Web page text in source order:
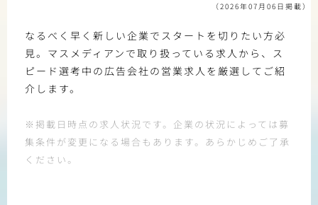
（2026年07月06日掲載）
なるべく早く新しい企業でスタートを切りたい方必
見。マスメディアンで取り扱っている求人から、ス
ピード選考中の広告会社の営業求人を厳選してご紹
介します。
※掲載日時点の求人状況です。企業の状況によっては募
集条件が変更になる場合もあります。あらかじめご了承
ください。